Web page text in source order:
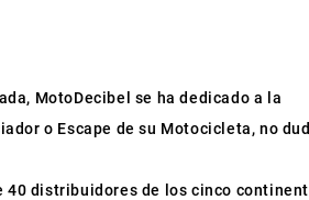
MotoDecibel se ha dedicado a la
o Escape de su Motocicleta, no
40 distribuidores de los cinco